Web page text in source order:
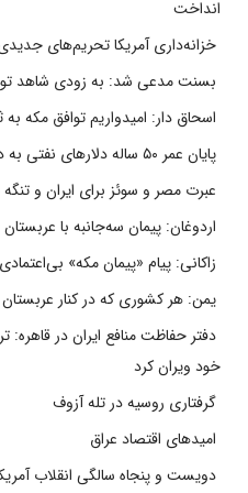
انداخت
خزانه‌داری آمریکا تحریم‌های جدیدی
بسنت مدعی شد: به زودی شاهد
اسحاق دار: امیدواریم توافق مکه
پایان عمر ۵۰ ساله دلارهای نفتی به دست ایران
عبرت مصر و سوئز برای ایران و تنگه
اردوغان: پیمان سه‌جانبه با
زاکانی: پیام «پیمان مکه»
یمن: هر کشوری که در کنار عربستان
دفتر حفاظت منافع ایران در
خود ویران کرد
گرفتاری روسیه در تله آزوف
امیدهای اقتصاد عراق
دویست و پنجاه سالگی انقلاب